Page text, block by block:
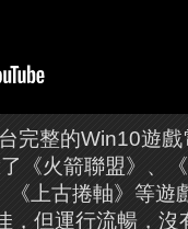
完整的Win10遊
《火箭聯盟》、
《上古捲軸》等
，但運行流暢，沒